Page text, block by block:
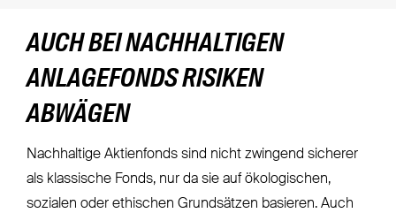
AUCH BEI NACHHALTIGEN
ANLAGEFONDS RISIKEN
ABWÄGEN
Nachhaltige Aktienfonds sind nicht zwingend sicherer
als klassische Fonds, nur da sie auf ökologischen,
sozialen oder ethischen Grundsätzen basieren. Auch